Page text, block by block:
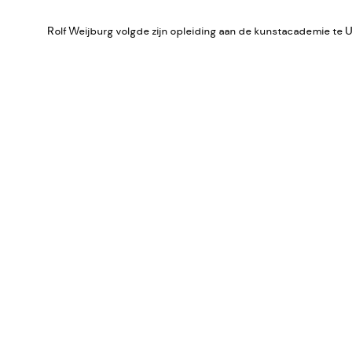
Rolf Weijburg volgde zijn opleiding aan de kunstacademie te